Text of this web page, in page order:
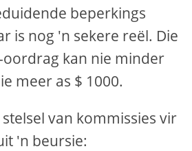
beperkings
is nog 'n sekere reël. Die
kan nie minder
meer as $ 1000.
van kommissies vir
'n beursie: